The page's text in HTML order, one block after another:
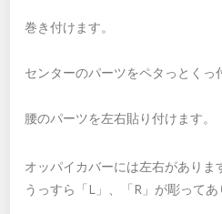
巻き付けます。
センターのパーツをペタっとくっ
腰のパーツを左右貼り付けます。
オッパイカバーには左右がありま
うっすら「L」、「R」が彫ってあ